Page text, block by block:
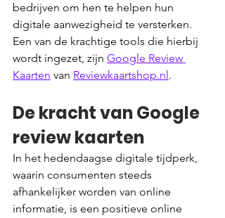
bedrijven om hen te helpen hun
digitale aanwezigheid te versterken.
Een van de krachtige tools die hierbij
wordt ingezet, zijn Google Review
Kaarten van Reviewkaartshop.nl.
De kracht van Google
review kaarten
In het hedendaagse digitale tijdperk,
waarin consumenten steeds
afhankelijker worden van online
informatie, is een positieve online